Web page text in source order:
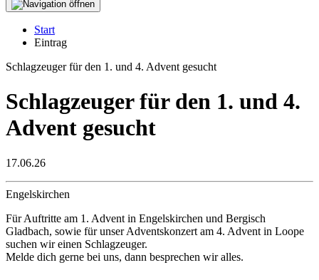
Start
Eintrag
Schlagzeuger für den 1. und 4. Advent gesucht
Schlagzeuger für den 1. und 4.
Advent gesucht
17.06.26
Engelskirchen
Für Auftritte am 1. Advent in Engelskirchen und Bergisch
Gladbach, sowie für unser Adventskonzert am 4. Advent in Loope
suchen wir einen Schlagzeuger.
Melde dich gerne bei uns, dann besprechen wir alles.